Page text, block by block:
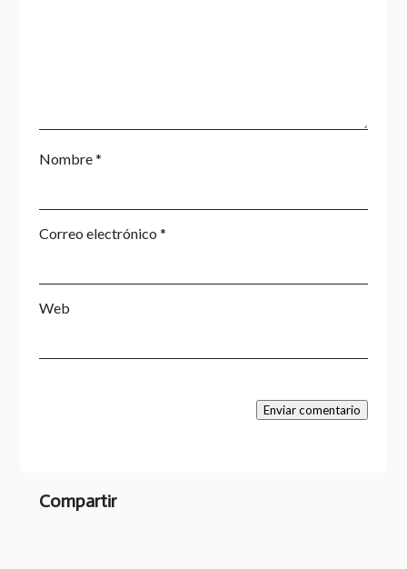
Nombre*
Correo electrónico *
Web
Enviar comentario
Compartir